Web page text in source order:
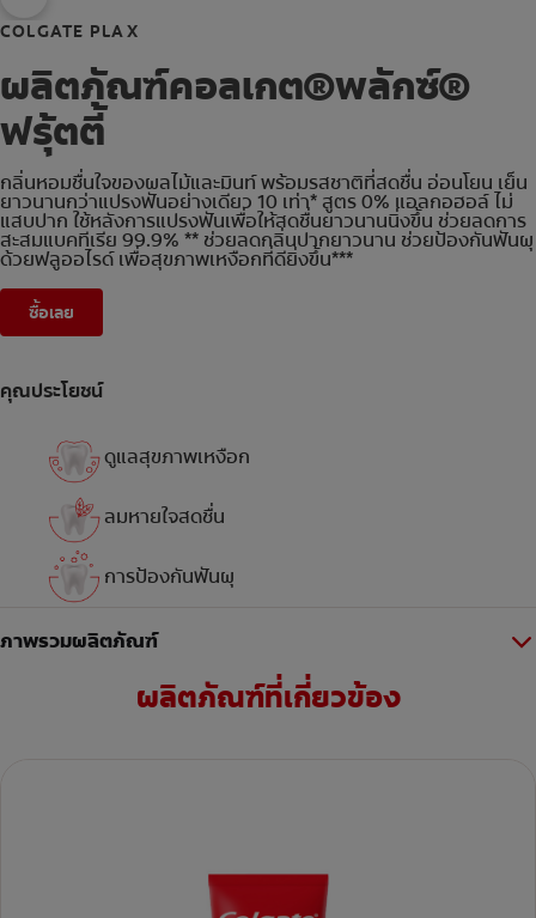
COLGATE PLAX
ผลิตภัณฑ์คอลเกต®พลักซ์®
ฟรุ้ตตี้
กลิ่นหอมชื่นใจของผลไม้และมินท์ พร้อมรสชาติที่สดชื่น อ่อนโยน เย็น
ยาวนานกว่าแปรงฟันอย่างเดียว 10 เท่า* สูตร 0% แอลกอฮอล์ ไม่
แสบปาก ใช้หลังการแปรงฟันเพื่อให้สดชื่นยาวนานนิ่งขึ้น ช่วยลดการ
สะสมแบคทีเรีย 99.9% ** ช่วยลดกลิ่นปากยาวนาน ช่วยป้องกันฟันผุ
ด้วยฟลูออไรด์ เพื่อสุขภาพเหงือกที่ดียิ่งขึ้น***
ซื้อเลย
คุณประโยชน์
ดูแลสุขภาพเหงือก
ลมหายใจสดชื่น
การป้องกันฟันผุ
ภาพรวมผลิตภัณฑ์
ผลิตภัณฑ์ที่เกี่ยวข้อง